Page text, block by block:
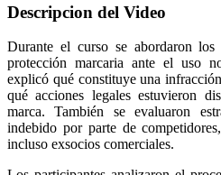
Descripcion del Video
Durante el curso se abordaron los
protección marcaria ante el uso
explicó qué constituye una
qué acciones legales estuvieron
marca. También se evaluaron
indebido por parte de
incluso exsocios comerciales.